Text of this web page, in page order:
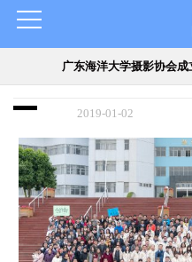
广东海洋大学摄影协会
2019-01-02